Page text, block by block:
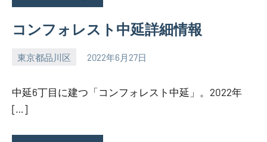
コンフォレスト中延詳細情報
東京都品川区 2022年6月27日
SEZIMO
中延6丁目に建つ「コンフォレスト中延」。2022年
[…]